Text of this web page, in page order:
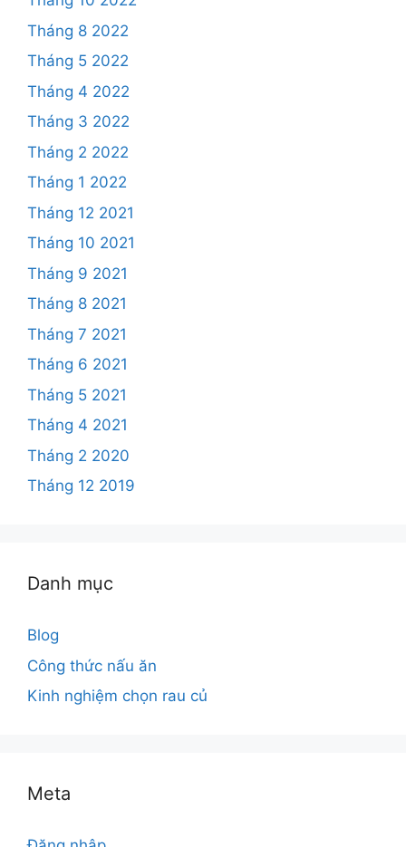
Tháng 8 2022
Tháng 5 2022
Tháng 4 2022
Tháng 3 2022
Tháng 2 2022
Tháng 1 2022
Tháng 12 2021
Tháng 10 2021
Tháng 9 2021
Tháng 8 2021
Tháng 7 2021
Tháng 6 2021
Tháng 5 2021
Tháng 4 2021
Tháng 2 2020
Tháng 12 2019
Danh mục
Blog
Công thức nấu ăn
Kinh nghiệm chọn rau củ
Meta